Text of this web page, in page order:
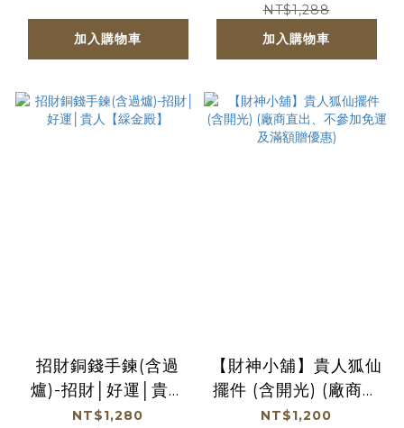
加入購物車
NT$1,288
加入購物車
招財銅錢手鍊(含過
爐)-招財│好運│貴人
【綵金殿】
NT$1,280
【財神小舖】貴人狐仙
擺件 (含開光) (廠商直
出、不參加免運及滿額
NT$1,200